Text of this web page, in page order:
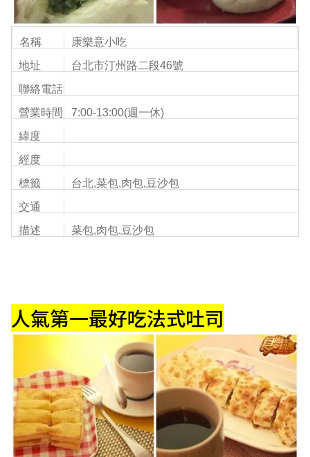
名稱
康樂意小吃
地址
台北市汀州路二段46號
聯絡電話
營業時間
7:00-13:00(週一休)
緯度
經度
標籤
台北,菜包,肉包,豆沙包
交通
描述
菜包,肉包,豆沙包
人氣第一最好吃法式吐司